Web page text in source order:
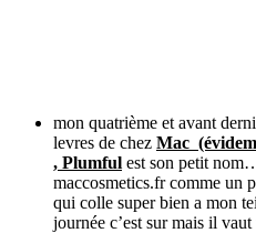
mon quatrième et avant
levres de chez Mac
, Plumful est son petit
maccosmetics.fr comme un
qui colle super bien a mon
journée c’est sur mais il